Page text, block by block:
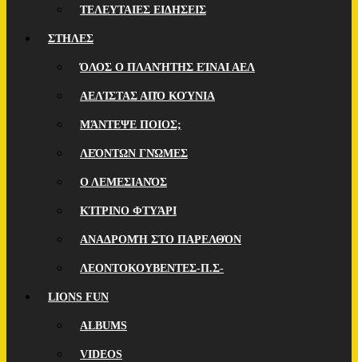
ΤΕΛΕΥΤΑΙΕΣ ΕΙΔΗΣΕΙΣ
ΣΤΗΛΕΣ
ΌΛΟΣ Ο ΠΛΑΝΉΤΗΣ ΕΊΝΑΙ ΑΕΛ
ΑΕΛΊΣΤΑΣ ΑΠΌ ΚΟΎΝΙΑ
ΜΆΝΤΕΨΕ ΠΟΙOΣ;
ΛΕΌΝΤΩΝ ΓΝΏΜΕΣ
Ο ΛΕΜΕΣΙΑΝΌΣ
ΚΊΤΡΙΝΟ ΦΤΥΆΡΙ
ΑΝΑΔΡΟΜΉ ΣΤΟ ΠΑΡΕΛΘΌΝ
ΛΕΟΝΤΟΚΟΥΒΕΝΤΕΣ-Π.Σ-
LIONS FUN
ALBUMS
VIDEOS